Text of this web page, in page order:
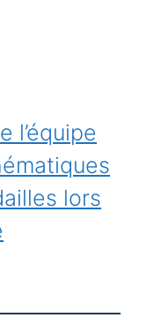
l’équipe
lors